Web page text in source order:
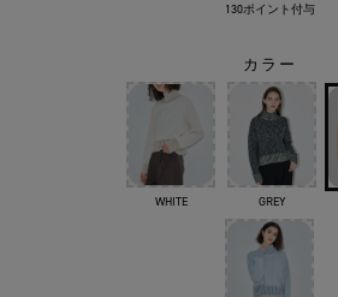
130ポイント付与
カラー
WHITE GREY